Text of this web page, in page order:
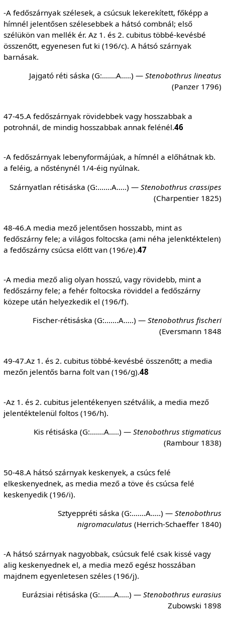
-A fedőszárnyak szélesek, a csúcsuk lekerekített, főképp a
hímnél jelentősen szélesebbek a hátsó combnál; első
szélükön van mellék ér. Az 1. és 2. cubitus többé-kevésbé
összenőtt, egyenesen fut ki (196/c). A hátsó szárnyak
barnásak.
Jajgató réti sáska (G:…….A…..) —Stenobothrus lineatus
(Panzer 1796)
47-45.A fedőszárnyak rövidebbek vagy hosszabbak a
potrohnál, de mindig hosszabbak annak felénél.46
-A fedőszárnyak lebenyformájúak, a hímnél a előhátnak kb.
a feléig, a nősténynél 1/4-éig nyúlnak.
Szárnyatlan rétisáska (G:…….A…..) —Stenobothrus crassipes
(Charpentier 1825)
48-46.A media mező jelentősen hosszabb, mint as
fedőszárny fele; a világos foltocska (ami néha jelenktéktelen)
a fedőszárny csúcsa előtt van (196/e).47
-A media mező alig olyan hosszú, vagy rövidebb, mint a
fedőszárny fele; a fehér foltocska röviddel a fedőszárny
közepe után helyezkedik el (196/f).
Fischer-rétisáska (G:…….A…..) —Stenobothrus fischeri
(Eversmann 1848
49-47.Az 1. és 2. cubitus többé-kevésbé összenőtt; a media
mezőn jelentős barna folt van (196/g).48
-Az 1. és 2. cubitus jelentékenyen szétválik, a media mező
jelentéktelenül foltos (196/h).
Kis rétisáska (G:…….A…..) —Stenobothrus stigmaticus
(Rambour 1838)
50-48.A hátsó szárnyak keskenyek, a csúcs felé
elkeskenyednek, as media mező a töve és csúcsa felé
keskenyedik (196/i).
Sztyeppréti sáska (G:…….A…..) —Stenobothrus
nigromaculatus (Herrich-Schaeffer 1840)
-A hátsó szárnyak nagyobbak, csúcsuk felé csak kissé vagy
alig keskenyednek el, a media mező egész hosszában
majdnem egyenletesen széles (196/j).
Eurázsiai rétisáska (G:…….A…..) —Stenobothrus eurasius
Zubowski 1898